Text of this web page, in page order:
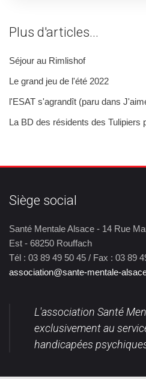
Plus d'articles...
Séjour au Rimlishof
Le grand jeu de l'été 2022
l'ESAT s'agrandît (paru dans
La BD des résidents des Tulipiers
Siège social
Santé Mentale Alsace - 14 Rue
Est - 68250 Rouffach
Tél : 03 89 49 50 45 / Fax : 03 89
association@sante-mentale-
L'association Santé
exclusivement au
handicapées